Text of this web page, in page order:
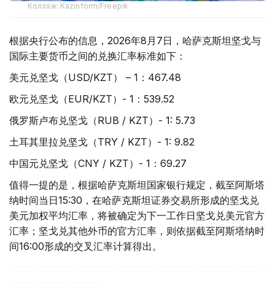
Коллаж: Kazinform/Freepik
根据央行公布的信息，2026年8月7日，哈萨克斯坦坚戈与
国际主要货币之间的兑换汇率标准如下：
美元兑坚戈（USD/KZT） – 1：467.48
欧元兑坚戈（EUR/KZT）- 1：539.52
俄罗斯卢布兑坚戈（RUB / KZT）- 1: 5.73
土耳其里拉兑坚戈（TRY / KZT）- 1: 9.82
中国元兑坚戈（CNY / KZT）- 1：69.27
值得一提的是，根据哈萨克斯坦国家银行规定，截至阿斯塔
纳时间当日15:30，在哈萨克斯坦证券交易所形成的坚戈兑
美元加权平均汇率，将被确定为下一工作日坚戈兑美元官方
汇率；坚戈兑其他外币的官方汇率，则依据截至阿斯塔纳时
间16:00形成的交叉汇率计算得出。